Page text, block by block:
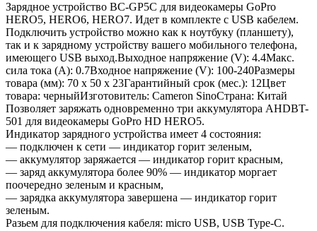
Зарядное устройство BC-GP5C для видеокамеры GoPro
HERO5, HERO6, HERO7. Идет в комплекте с USB кабелем.
Подключить устройство можно как к ноутбуку (планшету),
так и к зарядному устройству вашего мобильного телефона,
имеющего USB выход.Выходное напряжение (V): 4.4Макс.
сила тока (A): 0.7Входное напряжение (V): 100-240Размеры
товара (мм): 70 x 50 x 23Гарантийный срок (мес.): 12Цвет
товара: черныйИзготовитель: Cameron SinoСтрана: Китай
Позволяет заряжать одновременно три аккумулятора AHDBT-
501 для видеокамеры GoPro HD HERO5.
Индикатор зарядного устройства имеет 4 состояния:
— подключен к сети — индикатор горит зеленым,
— аккумулятор заряжается — индикатор горит красным,
— заряд аккумулятора более 90% — индикатор моргает
поочередно зеленым и красным,
— зарядка аккумулятора завершена — индикатор горит
зеленым.
Разьем для подключения кабеля: micro USB, USB Type-C.